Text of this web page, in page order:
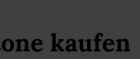
kaufen